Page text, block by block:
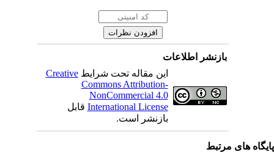
بازنشر اطلاعات
این مقاله تحت شرایطCreative
Commons Attribution-
NonCommercial 4.0
International Licenseقابل
بازنشر است.
های مرتبط